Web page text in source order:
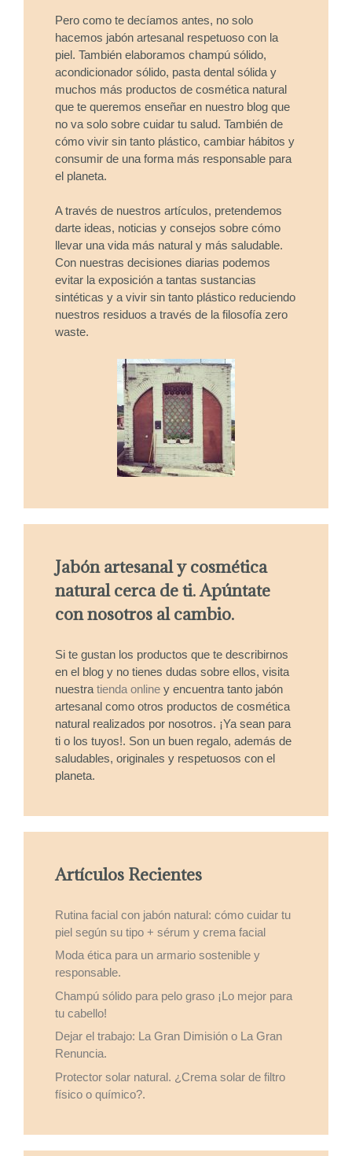
Pero como te decíamos antes, no solo
hacemos jabón artesanal respetuoso con la
piel. También elaboramos champú sólido,
acondicionador sólido, pasta dental sólida y
muchos más productos de cosmética natural
que te queremos enseñar en nuestro blog que
no va solo sobre cuidar tu salud. También de
cómo vivir sin tanto plástico, cambiar hábitos y
consumir de una forma más responsable para
el planeta.
A través de nuestros artículos, pretendemos
darte ideas, noticias y consejos sobre cómo
llevar una vida más natural y más saludable.
Con nuestras decisiones diarias podemos
evitar la exposición a tantas sustancias
sintéticas y a vivir sin tanto plástico reduciendo
nuestros residuos a través de la filosofía zero
waste.
Jabón artesanal y cosmética
natural cerca de ti. Apúntate
con nosotros al cambio.
Si te gustan los productos que te describirnos
en el blog y no tienes dudas sobre ellos, visita
nuestra tienda online y encuentra tanto jabón
artesanal como otros productos de cosmética
natural realizados por nosotros. ¡Ya sean para
ti o los tuyos!. Son un buen regalo, además de
saludables, originales y respetuosos con el
planeta.
Artículos Recientes
Rutina facial con jabón natural: cómo cuidar tu
piel según su tipo + sérum y crema facial
Moda ética para un armario sostenible y
responsable.
Champú sólido para pelo graso ¡Lo mejor para
tu cabello!
Dejar el trabajo: La Gran Dimisión o La Gran
Renuncia.
Protector solar natural. ¿Crema solar de filtro
físico o químico?.